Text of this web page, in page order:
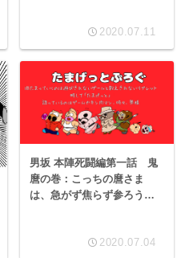
2020.07.11
男坂 本陣死闘編第一話 鬼
麿の巻：こっちの麿さま
は、急がず焦らず参ろうか
2020.07.04